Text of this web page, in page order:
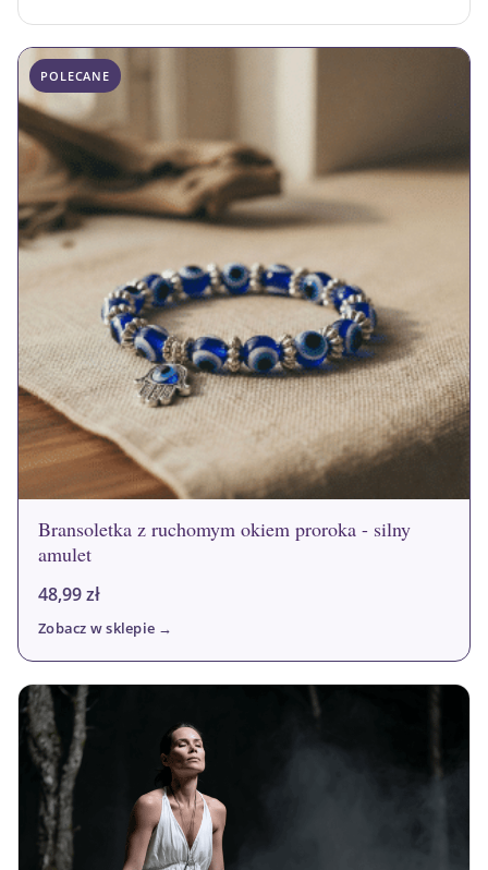
POLECANE
Bransoletka z ruchomym okiem proroka - silny
amulet
48,99zł
Zobacz w sklepie →